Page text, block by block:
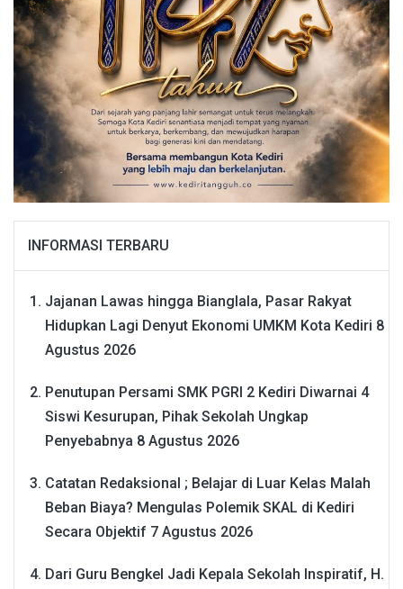
INFORMASI TERBARU
Jajanan Lawas hingga Bianglala, Pasar Rakyat
Hidupkan Lagi Denyut Ekonomi UMKM Kota Kediri 8
Agustus 2026
Penutupan Persami SMK PGRI 2 Kediri Diwarnai 4
Siswi Kesurupan, Pihak Sekolah Ungkap
Penyebabnya 8 Agustus 2026
Catatan Redaksional ; Belajar di Luar Kelas Malah
Beban Biaya? Mengulas Polemik SKAL di Kediri
Secara Objektif 7 Agustus 2026
Dari Guru Bengkel Jadi Kepala Sekolah Inspiratif, H.